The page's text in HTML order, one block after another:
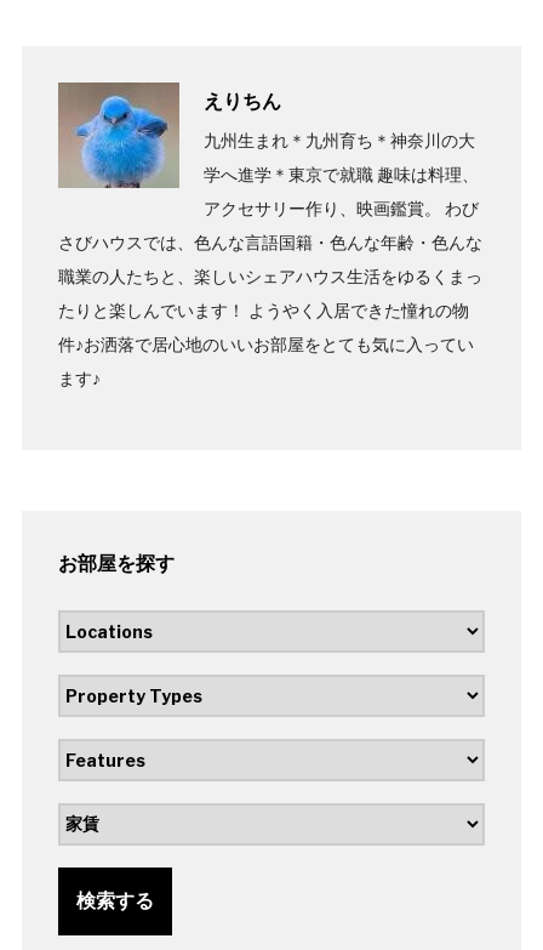
えりちん
九州生まれ＊九州育ち＊神奈川の大
学へ進学＊東京で就職 趣味は料理、
アクセサリー作り、映画鑑賞。 わび
さびハウスでは、色んな言語国籍・色んな年齢・色んな
職業の人たちと、楽しいシェアハウス生活をゆるくまっ
たりと楽しんでいます！ ようやく入居できた憧れの物
件♪お洒落で居心地のいいお部屋をとても気に入ってい
ます♪
お部屋を探す
検索する